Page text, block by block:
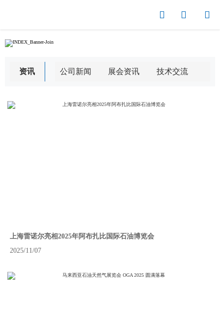
  
资讯 公司新闻 展会资讯 技术交流
上海雷诺尔亮相2025年阿布扎比国际石油博览会
2025/11/07